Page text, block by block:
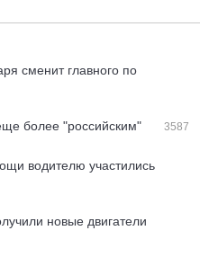
сменит главного по
более "российским" 3587
водителю участились
новые двигатели